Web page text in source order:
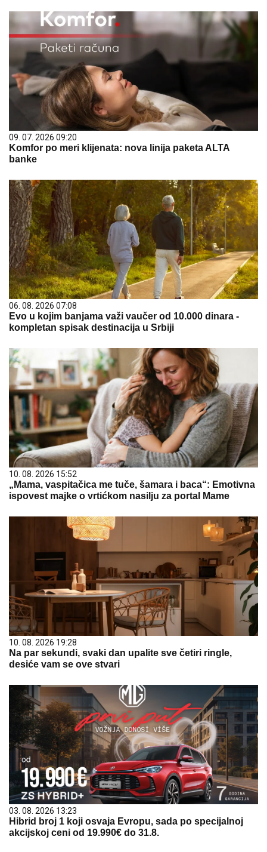
09. 07. 2026 09:20
Komfor po meri klijenata: nova linija paketa ALTA
banke
06. 08. 2026 07:08
Evo u kojim banjama važi vaučer od 10.000 dinara -
kompletan spisak destinacija u Srbiji
10. 08. 2026 15:52
„Mama, vaspitačica me tuče, šamara i baca“: Emotivna
ispovest majke o vrtićkom nasilju za portal Mame
10. 08. 2026 19:28
Na par sekundi, svaki dan upalite sve četiri ringle,
desiće vam se ove stvari
03. 08. 2026 13:23
Hibrid broj 1 koji osvaja Evropu, sada po specijalnoj
akcijskoj ceni od 19.990€ do 31.8.